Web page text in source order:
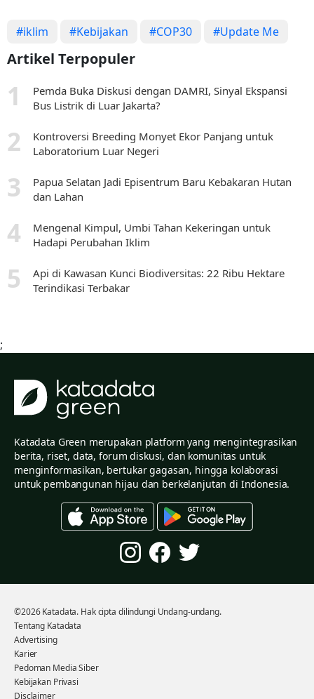
#iklim #Kebijakan #COP30 #Update Me
Artikel Terpopuler
Pemda Buka Diskusi dengan DAMRI, Sinyal Ekspansi
Bus Listrik di Luar Jakarta?
Kontroversi Breeding Monyet Ekor Panjang untuk
Laboratorium Luar Negeri
Papua Selatan Jadi Episentrum Baru Kebakaran Hutan
dan Lahan
Mengenal Kimpul, Umbi Tahan Kekeringan untuk
Hadapi Perubahan Iklim
Api di Kawasan Kunci Biodiversitas: 22 Ribu Hektare
Terindikasi Terbakar
;
Katadata Green merupakan platform yang mengintegrasikan
berita, riset, data, forum diskusi, dan komunitas untuk
menginformasikan, bertukar gagasan, hingga kolaborasi
untuk pembangunan hijau dan berkelanjutan di Indonesia.
Tentang Katadata
Advertising
Karier
Pedoman Media Siber
Kebijakan Privasi
Disclaimer
©2026 Katadata. Hak cipta dilindungi Undang-undang.